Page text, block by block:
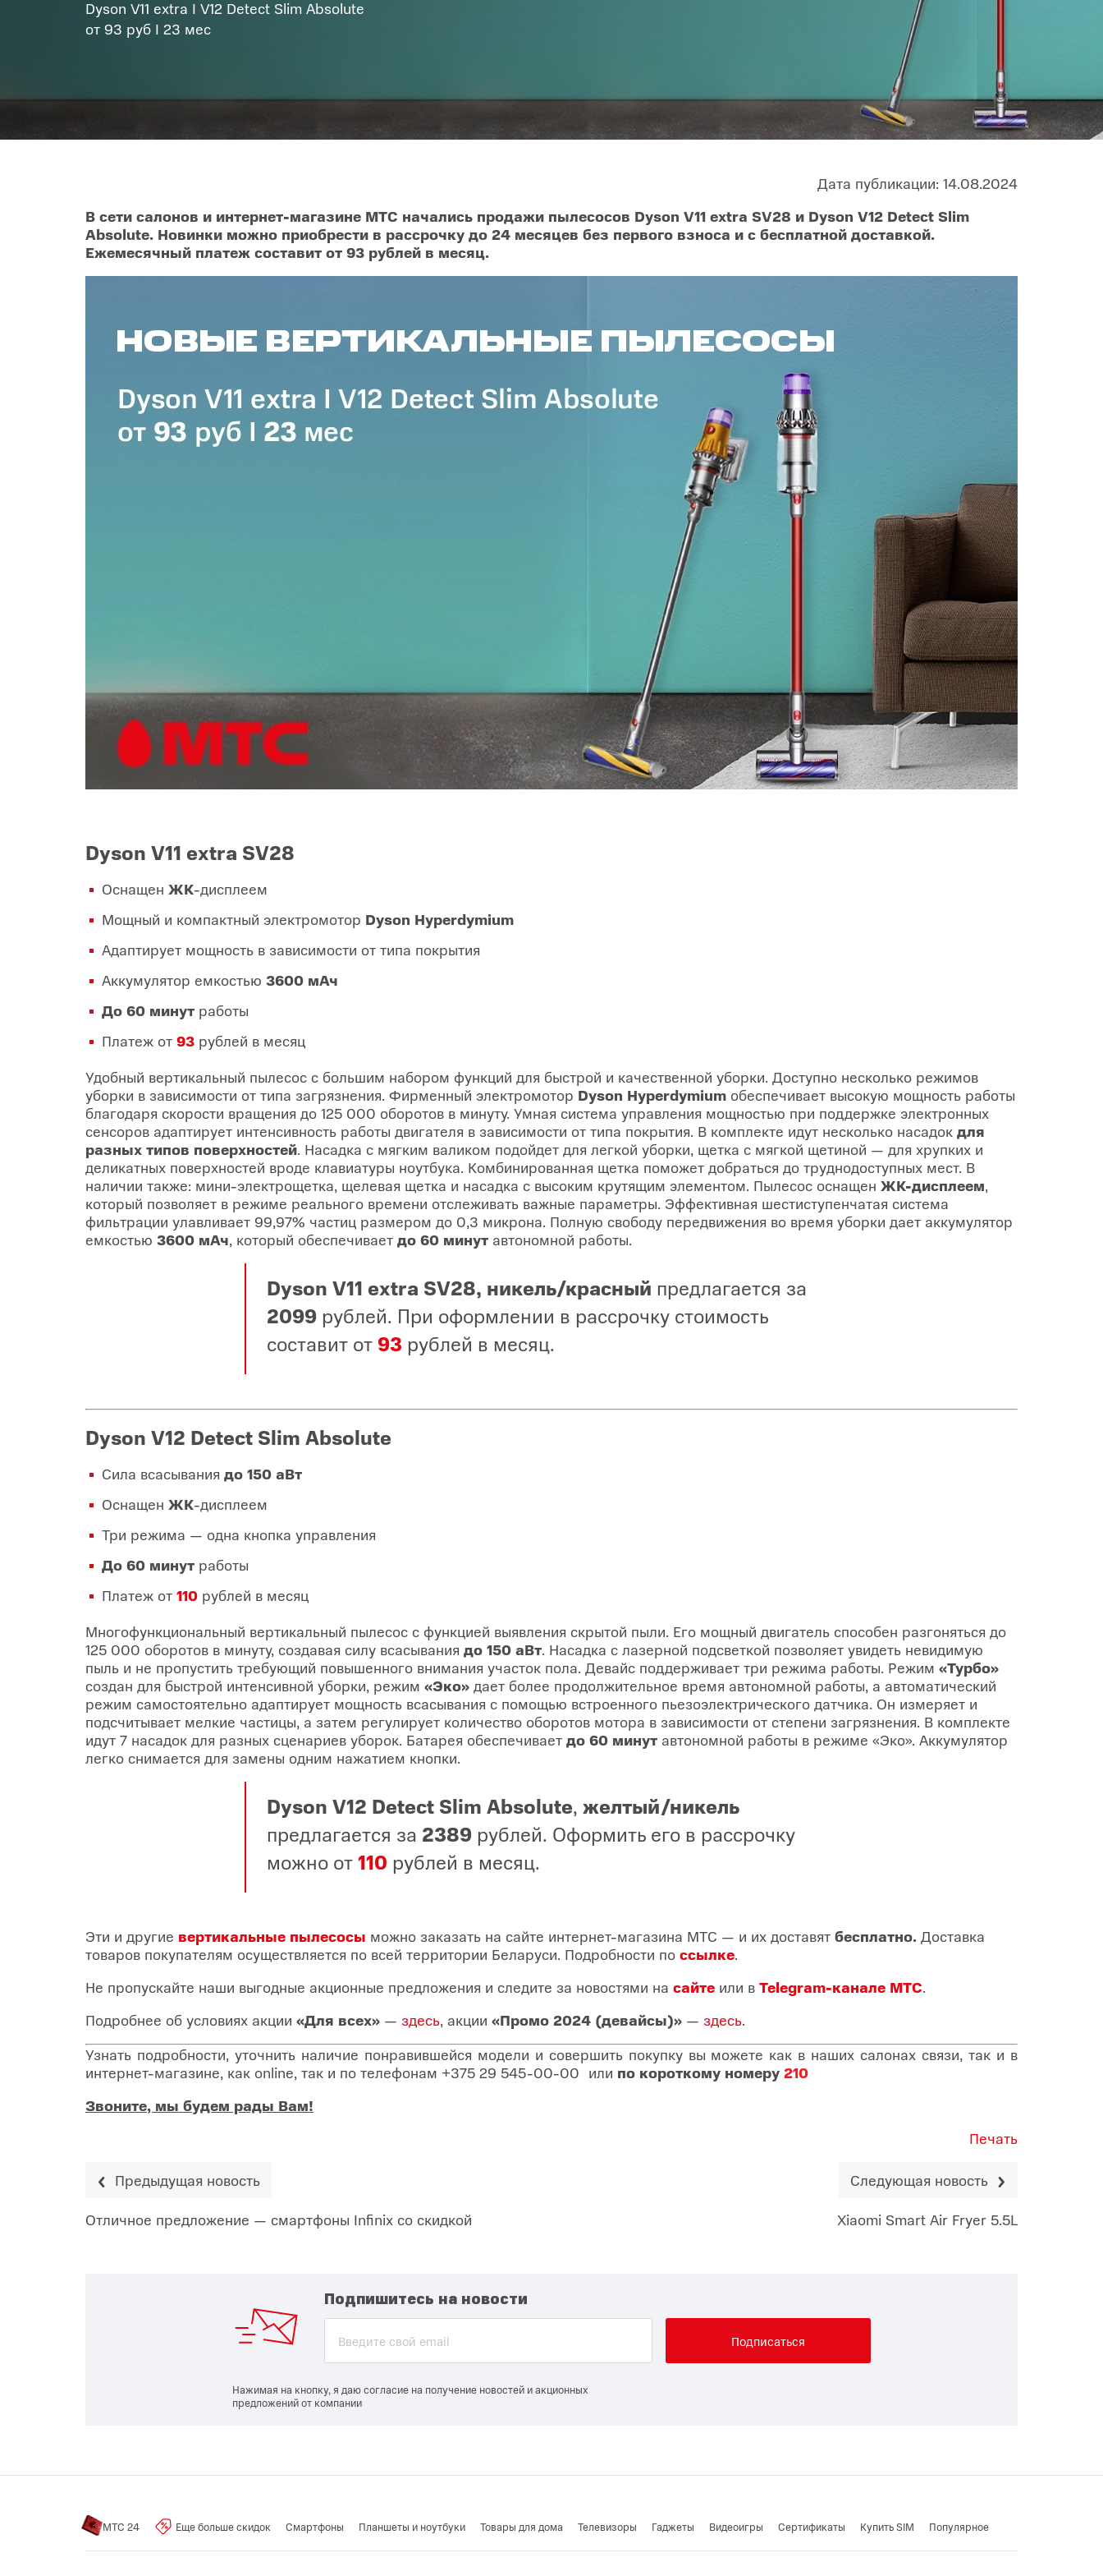
POCO C
Телевизоры
Видеоигры
Аксессуары
Купить SIM
Вакансии
Dyson V11 extra I V12 Detect Slim Absolute
от 93 руб I 23 мес
Дата публикации: 14.08.2024
В сети салонов и интернет-магазине МТС начались продажи пылесосов Dyson V11 extra SV28 и Dyson V12 Detect Slim
Absolute. Новинки можно приобрести в рассрочку до 24 месяцев без первого взноса и с бесплатной доставкой.
Ежемесячный платеж составит от 93 рублей в месяц.
Dyson V11 extra SV28
Оснащен ЖК-дисплеем
Мощный и компактный электромотор Dyson Hyperdymium
Адаптирует мощность в зависимости от типа покрытия
Аккумулятор емкостью 3600 мАч
До 60 минут работы
Платеж от 93 рублей в месяц
Удобный вертикальный пылесос с большим набором функций для быстрой и качественной уборки. Доступно несколько режимов
уборки в зависимости от типа загрязнения. Фирменный электромотор Dyson Hyperdymium обеспечивает высокую мощность работы
благодаря скорости вращения до 125 000 оборотов в минуту. Умная система управления мощностью при поддержке электронных
сенсоров адаптирует интенсивность работы двигателя в зависимости от типа покрытия. В комплекте идут несколько насадок для
разных типов поверхностей. Насадка с мягким валиком подойдет для легкой уборки, щетка с мягкой щетиной — для хрупких и
деликатных поверхностей вроде клавиатуры ноутбука. Комбинированная щетка поможет добраться до труднодоступных мест. В
наличии также: мини-электрощетка, щелевая щетка и насадка с высоким крутящим элементом. Пылесос оснащен ЖК-дисплеем,
который позволяет в режиме реального времени отслеживать важные параметры. Эффективная шестиступенчатая система
фильтрации улавливает 99,97% частиц размером до 0,3 микрона. Полную свободу передвижения во время уборки дает аккумулятор
емкостью 3600 мАч, который обеспечивает до 60 минут автономной работы.
Dyson V11 extra SV28, никель/красный предлагается за
2099 рублей. При оформлении в рассрочку стоимость
составит от 93 рублей в месяц.
Dyson V12 Detect Slim Absolute
Сила всасывания до 150 аВт
Оснащен ЖК-дисплеем
Три режима — одна кнопка управления
До 60 минут работы
Платеж от 110 рублей в месяц
Многофункциональный вертикальный пылесос с функцией выявления скрытой пыли. Его мощный двигатель способен разгоняться до
125 000 оборотов в минуту, создавая силу всасывания до 150 аВт. Насадка с лазерной подсветкой позволяет увидеть невидимую
пыль и не пропустить требующий повышенного внимания участок пола. Девайс поддерживает три режима работы. Режим «Турбо»
создан для быстрой интенсивной уборки, режим «Эко» дает более продолжительное время автономной работы, а автоматический
режим самостоятельно адаптирует мощность всасывания с помощью встроенного пьезоэлектрического датчика. Он измеряет и
подсчитывает мелкие частицы, а затем регулирует количество оборотов мотора в зависимости от степени загрязнения. В комплекте
идут 7 насадок для разных сценариев уборок. Батарея обеспечивает до 60 минут автономной работы в режиме «Эко». Аккумулятор
легко снимается для замены одним нажатием кнопки.
Dyson V12 Detect Slim Absolute, желтый/никель
предлагается за 2389 рублей. Оформить его в рассрочку
можно от110 рублей в месяц.
Эти и другие вертикальные пылесосы можно заказать на сайте интернет-магазина МТС — и их доставят бесплатно. Доставка
товаров покупателям осуществляется по всей территории Беларуси. Подробности по ссылке.
Не пропускайте наши выгодные акционные предложения и следите за новостями на сайте или в Telegram-канале МТС.
Подробнее об условиях акции «Для всех» — здесь, акции «Промо 2024 (девайсы)» — здесь.
Узнать подробности, уточнить наличие понравившейся модели и совершить покупку вы можете как в наших салонах связи, так и в
интернет-магазине, как online, так и по телефонам +375 29 545-00-00 или по короткому номеру 210
Звоните, мы будем рады Вам!
Печать
Предыдущая новость
Отличное предложение — смартфоны Infinix со скидкой
Следующая новость
Xiaomi Smart Air Fryer 5.5L
Подпишитесь на новости
Подписаться
Нажимая на кнопку, я даю согласие на получение новостей и акционных
предложений от компании
МТС 24 Еще больше скидок Смартфоны Планшеты и ноутбуки Товары для дома Телевизоры Гаджеты Видеоигры Cертификаты Купить SIM Популярное